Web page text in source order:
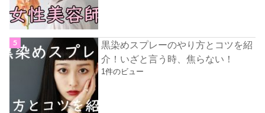
黒染めスプレーのやり方とコツを紹
介！いざと言う時、焦らない！
1件のビュー